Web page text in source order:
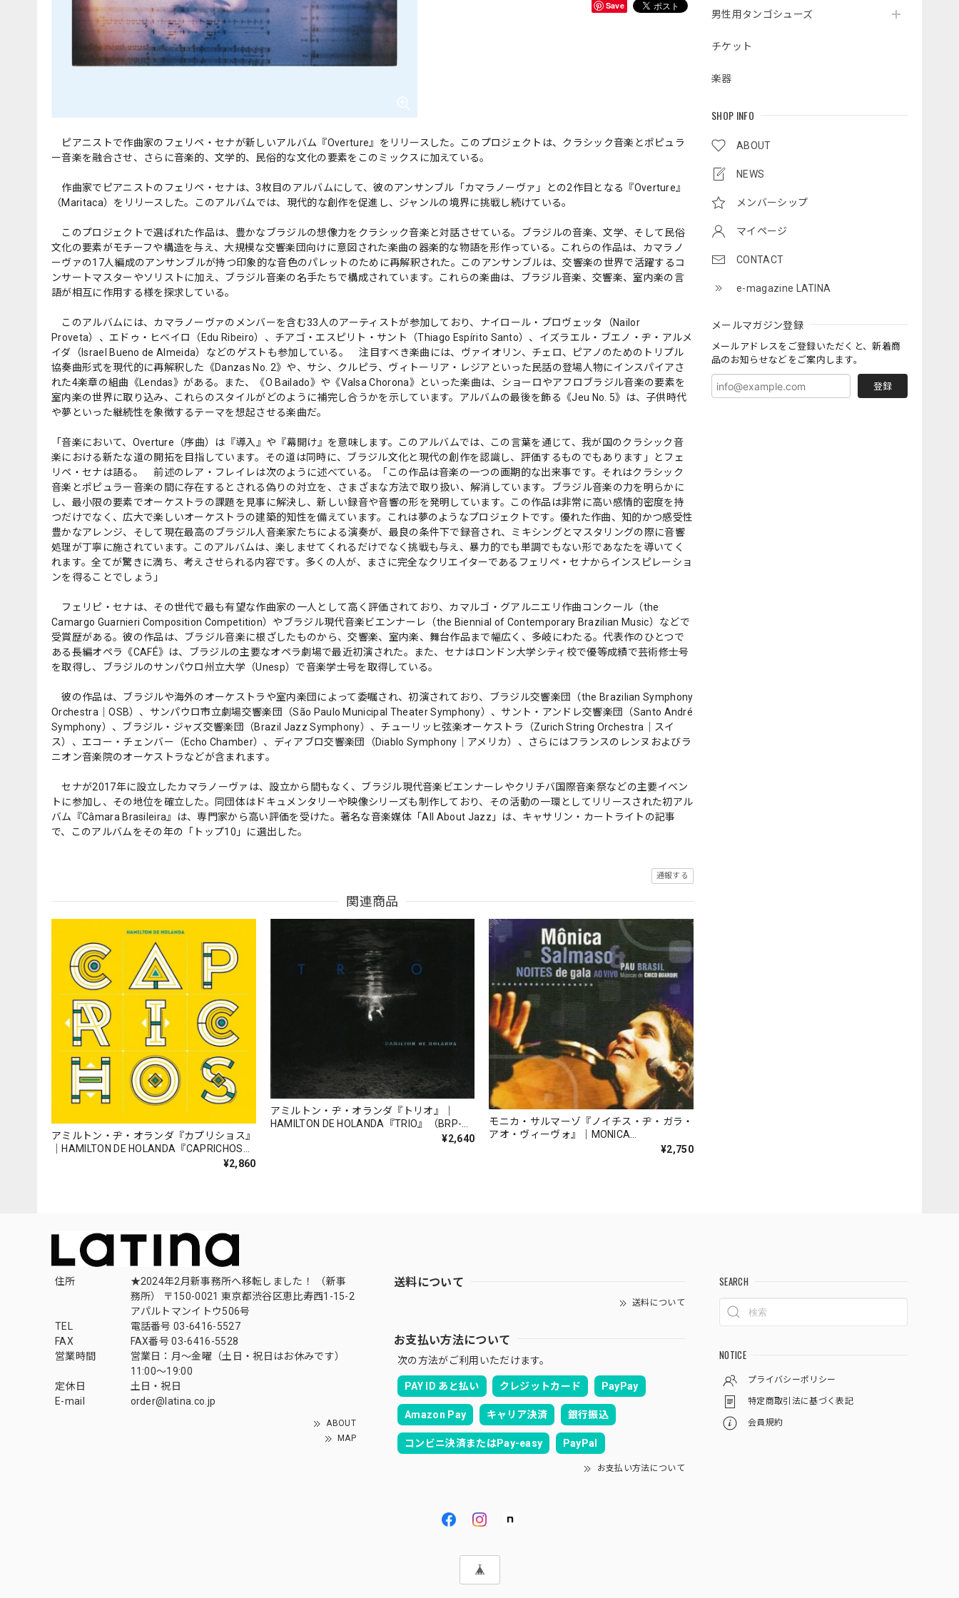
男性用タンゴシューズ
チケット
楽器
SHOP INFO
ABOUT
NEWS
メンバーシップ
マイページ
CONTACT
e-magazine LATINA
メールマガジン登録
メールアドレスをご登録いただくと、新着商
品のお知らせなどをご案内します。
登録
Save
ピアニストで作曲家のフェリペ・セナが新しいアルバム『Overture』をリリースした。このプロジェクトは、クラシック音楽とポピュラ
ー音楽を融合させ、さらに音楽的、文学的、民俗的な文化の要素をこのミックスに加えている。
作曲家でピアニストのフェリペ・セナは、3枚目のアルバムにして、彼のアンサンブル「カマラノーヴァ」との2作目となる『Overture』
（Maritaca）をリリースした。このアルバムでは、現代的な創作を促進し、ジャンルの境界に挑戦し続けている。
このプロジェクトで選ばれた作品は、豊かなブラジルの想像力をクラシック音楽と対話させている。ブラジルの音楽、文学、そして民俗
文化の要素がモチーフや構造を与え、大規模な交響楽団向けに意図された楽曲の器楽的な物語を形作っている。これらの作品は、カマラノ
ーヴァの17人編成のアンサンブルが持つ印象的な音色のパレットのために再解釈された。このアンサンブルは、交響楽の世界で活躍するコ
ンサートマスターやソリストに加え、ブラジル音楽の名手たちで構成されています。これらの楽曲は、ブラジル音楽、交響楽、室内楽の言
語が相互に作用する様を探求している。
このアルバムには、カマラノーヴァのメンバーを含む33人のアーティストが参加しており、ナイロール・プロヴェッタ（Nailor
Proveta）、エドゥ・ヒベイロ（Edu Ribeiro）、チアゴ・エスピリト・サント（Thiago Espírito Santo）、イズラエル・ブエノ・ヂ・アルメ
イダ（Israel Bueno de Almeida）などのゲストも参加している。 注目すべき楽曲には、ヴァイオリン、チェロ、ピアノのためのトリプル
協奏曲形式を現代的に再解釈した《Danzas No. 2》や、サシ、クルピラ、ヴィトーリア・レジアといった民話の登場人物にインスパイアさ
れた4楽章の組曲《Lendas》がある。また、《O Bailado》や《Valsa Chorona》といった楽曲は、ショーロやアフロブラジル音楽の要素を
室内楽の世界に取り込み、これらのスタイルがどのように補完し合うかを示しています。アルバムの最後を飾る《Jeu No. 5》は、子供時代
や夢といった継続性を象徴するテーマを想起させる楽曲だ。
「音楽において、Overture（序曲）は『導入』や『幕開け』を意味します。このアルバムでは、この言葉を通じて、我が国のクラシック音
楽における新たな道の開拓を目指しています。その道は同時に、ブラジル文化と現代の創作を認識し、評価するものでもあります」とフェ
リペ・セナは語る。 前述のレア・フレイレは次のように述べている。「この作品は音楽の一つの画期的な出来事です。それはクラシック
音楽とポピュラー音楽の間に存在するとされる偽りの対立を、さまざまな方法で取り扱い、解消しています。ブラジル音楽の力を明らかに
し、最小限の要素でオーケストラの課題を見事に解決し、新しい録音や音響の形を発明しています。この作品は非常に高い感情的密度を持
つだけでなく、広大で楽しいオーケストラの建築的知性を備えています。これは夢のようなプロジェクトです。優れた作曲、知的かつ感受性
豊かなアレンジ、そして現在最高のブラジル人音楽家たちによる演奏が、最良の条件下で録音され、ミキシングとマスタリングの際に音響
処理が丁寧に施されています。このアルバムは、楽しませてくれるだけでなく挑戦も与え、暴力的でも単調でもない形であなたを導いてく
れます。全てが驚きに満ち、考えさせられる内容です。多くの人が、まさに完全なクリエイターであるフェリペ・セナからインスピレーショ
ンを得ることでしょう」
フェリピ・セナは、その世代で最も有望な作曲家の一人として高く評価されており、カマルゴ・グアルニエリ作曲コンクール（the
Camargo Guarnieri Composition Competition）やブラジル現代音楽ビエンナーレ（the Biennial of Contemporary Brazilian Music）などで
受賞歴がある。彼の作品は、ブラジル音楽に根ざしたものから、交響楽、室内楽、舞台作品まで幅広く、多岐にわたる。代表作のひとつで
ある長編オペラ《CAFÉ》は、ブラジルの主要なオペラ劇場で最近初演された。また、セナはロンドン大学シティ校で優等成績で芸術修士号
を取得し、ブラジルのサンパウロ州立大学（Unesp）で音楽学士号を取得している。
彼の作品は、ブラジルや海外のオーケストラや室内楽団によって委嘱され、初演されており、ブラジル交響楽団（the Brazilian Symphony
Orchestra｜OSB）、サンパウロ市立劇場交響楽団（São Paulo Municipal Theater Symphony）、サント・アンドレ交響楽団（Santo André
Symphony）、ブラジル・ジャズ交響楽団（Brazil Jazz Symphony）、チューリッヒ弦楽オーケストラ（Zurich String Orchestra｜スイ
ス）、エコー・チェンバー（Echo Chamber）、ディアブロ交響楽団（Diablo Symphony｜アメリカ）、さらにはフランスのレンヌおよびラ
ニオン音楽院のオーケストラなどが含まれます。
セナが2017年に設立したカマラノーヴァは、設立から間もなく、ブラジル現代音楽ビエンナーレやクリチバ国際音楽祭などの主要イベン
トに参加し、その地位を確立した。同団体はドキュメンタリーや映像シリーズも制作しており、その活動の一環としてリリースされた初アル
バム『Câmara Brasileira』は、専門家から高い評価を受けた。著名な音楽媒体「All About Jazz」は、キャサリン・カートライトの記事
で、このアルバムをその年の「トップ10」に選出した。
通報する
関連商品
アミルトン・ヂ・オランダ『カプリショス』
｜HAMILTON DE HOLANDA『CAPRICHOS』
¥2,860
アミルトン・ヂ・オランダ『トリオ』｜
HAMILTON DE HOLANDA『TRIO』（BRP-
¥2,640
モニカ・サルマーゾ『ノイチス・ヂ・ガラ・
アオ・ヴィーヴォ』｜MONICA
SALMASO『NOITES DE GALA AO VIVO』
¥2,750
住所
★2024年2月新事務所へ移転しました！ （新事
務所） 〒150-0021 東京都渋谷区恵比寿西1-15-2
アパルトマンイトウ506号
TEL
電話番号 03-6416-5527
FAX
FAX番号 03-6416-5528
営業時間
営業日：月〜金曜（土日・祝日はお休みです）
11:00〜19:00
定休日
土日・祝日
E-mail
order@latina.co.jp
ABOUT
MAP
送料について
送料について
お支払い方法について
次の方法がご利用いただけます。
PAY ID あと払い クレジットカード PayPay
Amazon Pay キャリア決済 銀行振込
コンビニ決済またはPay-easy PayPal
お支払い方法について
SEARCH
NOTICE
プライバシーポリシー
特定商取引法に基づく表記
会員規約